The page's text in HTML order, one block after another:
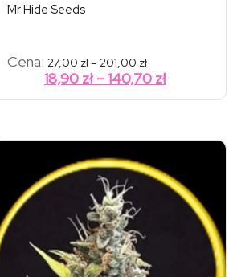
Mr Hide Seeds
Cena: 27,00zł–201,00złZakres
cen:
od
27,00 zł
18,90 zł –140,70 złZakres
cen:
do